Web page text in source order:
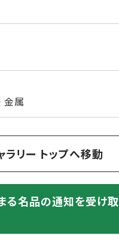
金属
ラリー トップへ移動
る名品の通知を受け取